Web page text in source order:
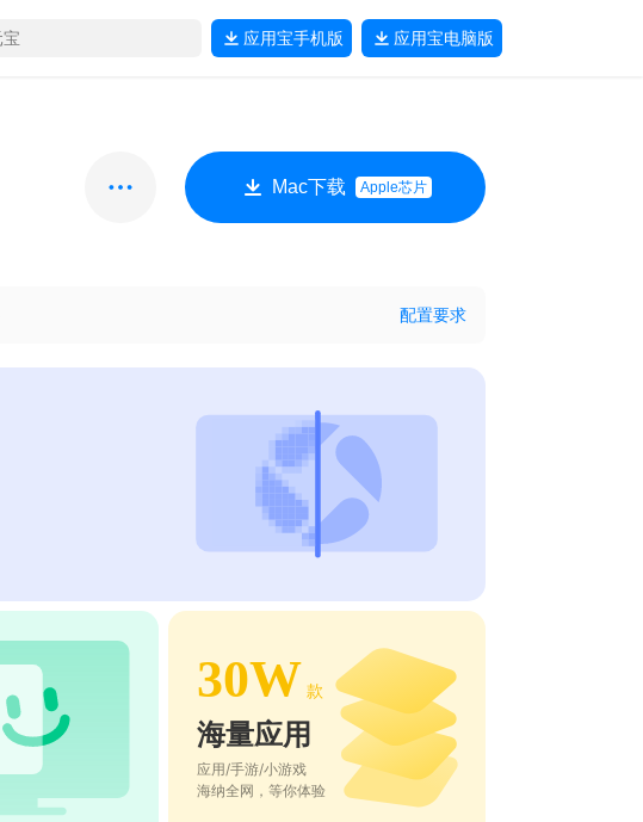
应用宝手机版 应用宝电脑版
Mac下载 Apple芯片
配置要求
30W 款
海量应用
应用/手游/小游戏
海纳全网，等你体验